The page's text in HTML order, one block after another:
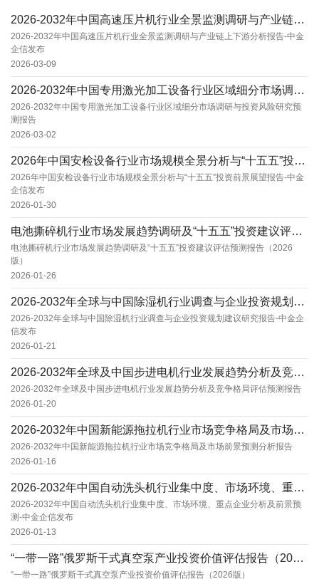
2026-2032年中国高速压片机行业全景监测调研与产业链上下游分析报告-中金企信发布
2026-2032年中国高速压片机行业全景监测调研与产业链上下游分析报告-中金
企信发布
2026-03-09
2026-2032年中国专用激光加工设备行业区域细分市场调研与投资风险研究预测报告
2026-2032年中国专用激光加工设备行业区域细分市场调研与投资风险研究预
测报告
2026-03-02
2026年中国安检设备行业市场规模全景分析与“十五五”投资前景展望报告-中金企信发布
2026年中国安检设备行业市场规模全景分析与“十五五”投资前景展望报告-中金
企信发布
2026-01-30
电池撕碎机行业市场发展趋势调研及“十五五”投资建议评估预测报告（2026版）
电池撕碎机行业市场发展趋势调研及“十五五”投资建议评估预测报告（2026
版）
2026-01-26
2026-2032年全球与中国除湿机行业调查与企业投资规划建议研究报告-中金企信发布
2026-2032年全球与中国除湿机行业调查与企业投资规划建议研究报告-中金企
信发布
2026-01-21
2026-2032年全球及中国步进电机行业发展趋势分析及竞争格局评估预测报告
2026-2032年全球及中国步进电机行业发展趋势分析及竞争格局评估预测报告
2026-01-20
2026-2032年中国新能源拖拉机行业市场竞争格局及市场前景预测分析报告
2026-2032年中国新能源拖拉机行业市场竞争格局及市场前景预测分析报告
2026-01-16
2026-2032年中国自动洗头机行业集中度、市场环境、重点企业分析及前景预测-中金企信发...
2026-2032年中国自动洗头机行业集中度、市场环境、重点企业分析及前景预
测-中金企信发布
2026-01-13
“一带一路”俄罗斯干式真空泵产业投资价值评估报告（2026版）
“一带一路”俄罗斯干式真空泵产业投资价值评估报告（2026版）